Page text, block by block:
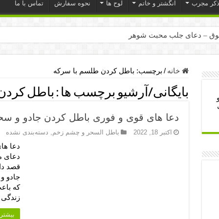
ذکر مجرب انگشتر و خاتم لوح ها نحوه سفارش تماس با ما
– دعای جلب محبت شوهر
– دعای یا من اظهر الجمیل برای حاجت
آن ها – ذکر مخصوص مستجاب الدعوه شدن
– دعای ترس و بی خوابی کودکان
دعای رفع مشکلات و طلب حاجت
– آیه‌ جلب ثروت و برکت مال
چشم زخم – دعای چشم زخم ماشاالله
خانه / برچسب: باطل كردن طلسم با سرکه
بایگانی/آرشیو برچسب ها : باطل
دعا های قوی و فوری باطل کردن جادو و
اکتبر 18, 2022 باطل السحر و چشم زخم, دسته‌بندی نشده
دعا
دعای
قصد
جادو
که